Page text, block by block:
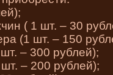
( 1 шт. – 30
(1 шт. – 150
– 300 рублей);
– 200 рублей);